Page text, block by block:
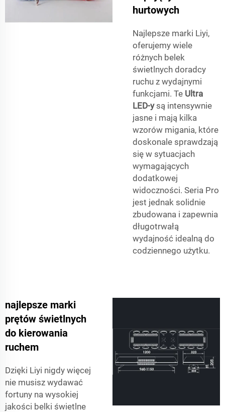
hurtowych
Najlepsze marki Liyi,
oferujemy wiele
różnych belek
świetlnych doradcy
ruchu z wydajnymi
funkcjami. Te Ultra
LED-y są intensywnie
jasne i mają kilka
wzorów migania, które
doskonale sprawdzają
się w sytuacjach
wymagających
dodatkowej
widoczności. Seria Pro
jest jednak solidnie
zbudowana i zapewnia
długotrwałą
wydajność idealną do
codziennego użytku.
najlepsze marki
prętów świetlnych
do kierowania
ruchem
Dzięki Liyi nigdy więcej
nie musisz wydawać
fortuny na wysokiej
jakości belki świetlne